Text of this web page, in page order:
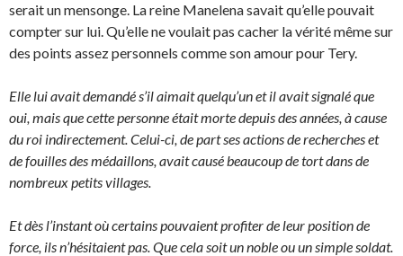
serait un mensonge. La reine Manelena savait qu’elle pouvait
compter sur lui. Qu’elle ne voulait pas cacher la vérité même sur
des points assez personnels comme son amour pour Tery.
Elle lui avait demandé s’il aimait quelqu’un et il avait signalé que
oui, mais que cette personne était morte depuis des années, à cause
du roi indirectement. Celui-ci, de part ses actions de recherches et
de fouilles des médaillons, avait causé beaucoup de tort dans de
nombreux petits villages.
Et dès l’instant où certains pouvaient profiter de leur position de
force, ils n’hésitaient pas. Que cela soit un noble ou un simple soldat.